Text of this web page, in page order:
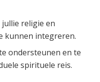
religie en
kunnen integreren.
ondersteunen en te
spirituele reis.